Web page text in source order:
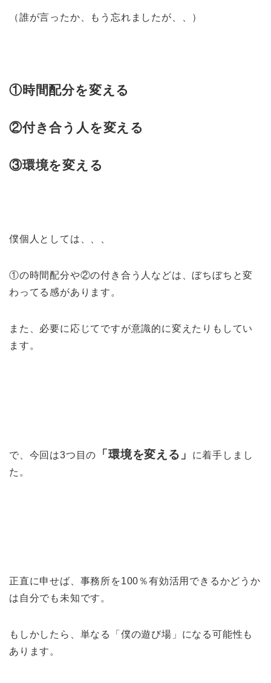
（誰が言ったか、もう忘れましたが、、）
①時間配分を変える
②付き合う人を変える
③環境を変える
僕個人としては、、、
①の時間配分や②の付き合う人などは、ぼちぼちと変
わってる感があります。
また、必要に応じてですが意識的に変えたりもしてい
ます。
で、今回は3つ目の 「環境を変える」
に着手しまし
た。
正直に申せば、事務所を100％有効活用できるかどうか
は自分でも未知です。
もしかしたら、単なる「僕の遊び場」になる可能性も
あります。